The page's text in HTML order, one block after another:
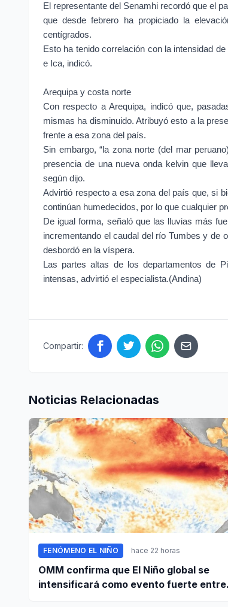
El representante del Senamhi recordó que el
que desde febrero ha propiciado la
centígrados.
Esto ha tenido correlación con la intensidad
e Ica, indicó.
Arequipa y costa norte
Con respecto a Arequipa, indicó que,
mismas ha disminuido. Atribuyó esto a la
frente a esa zona del país.
Sin embargo, “la zona norte (del mar
presencia de una nueva onda kelvin que
según dijo.
Advirtió respecto a esa zona del país que, si
continúan humedecidos, por lo que cualquier
De igual forma, señaló que las lluvias más
incrementando el caudal del río Tumbes y de
desbordó en la víspera.
Las partes altas de los departamentos de
intensas, advirtió el especialista.(Andina)
Compartir:
Noticias Relacionadas
FENÓMENO EL NIÑO hace 22 horas
OMM confirma que El Niño global se
intensificará como evento fuerte entre